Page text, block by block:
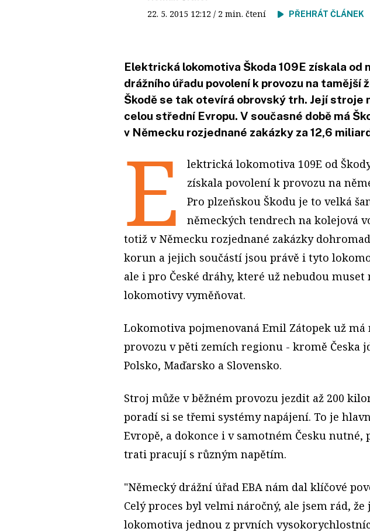
22. 5. 2015 12:12 / 2 min. čtení PŘEHRÁT ČLÁNEK
Elektrická lokomotiva Škoda 109E získala od
drážního úřadu povolení k provozu na tamější
Škodě se tak otevírá obrovský trh. Její stroje
celou střední Evropu. V současné době má
v Německu rozjednané zakázky za 12,6
E
lektrická lokomotiva 109E od
získala povolení k provozu na
Pro plzeňskou Škodu je to velká
německých tendrech na kolejová
totiž v Německu rozjednané zakázky
korun a jejich součástí jsou právě i tyto
ale i pro České dráhy, které už nebudou muset
lokomotivy vyměňovat.
Lokomotiva pojmenovaná Emil Zátopek už má
provozu v pěti zemích regionu - kromě Česka
Polsko, Maďarsko a Slovensko.
Stroj může v běžném provozu jezdit až 200
poradí si se třemi systémy napájení. To je
Evropě, a dokonce i v samotném Česku
trati pracují s různým napětím.
"Německý drážní úřad EBA nám dal klíčové
Celý proces byl velmi náročný, ale jsem rád, že
lokomotiva jednou z prvních